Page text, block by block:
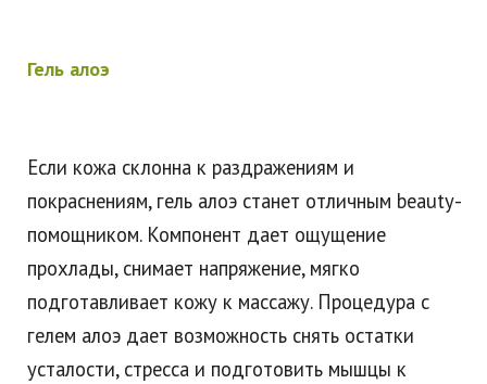
Гель алоэ
Если кожа склонна к раздражениям и
покраснениям, гель алоэ станет отличным beauty-
помощником. Компонент дает ощущение
прохлады, снимает напряжение, мягко
подготавливает кожу к массажу. Процедура с
гелем алоэ дает возможность снять остатки
усталости, стресса и подготовить мышцы к